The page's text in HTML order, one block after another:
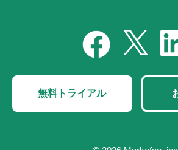
無料トライアル